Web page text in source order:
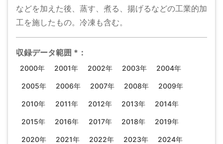
などを加えた後、蒸す、煮る、揚げるなどの工業的加
工を施したもの。冷凍も含む。
収録データ範囲 * ：
2000年 2001年 2002年 2003年 2004年
2005年 2006年 2007年 2008年 2009年
2010年 2011年 2012年 2013年 2014年
2015年 2016年 2017年 2018年 2019年
2020年 2021年 2022年 2023年 2024年